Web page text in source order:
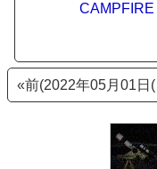
«前(2022年05月01日